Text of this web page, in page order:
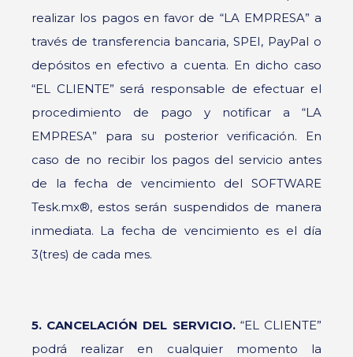
realizar los pagos en favor de “LA EMPRESA” a
través de transferencia bancaria, SPEI, PayPal o
depósitos en efectivo a cuenta. En dicho caso
“EL CLIENTE” será responsable de efectuar el
procedimiento de pago y notificar a “LA
EMPRESA” para su posterior verificación. En
caso de no recibir los pagos del servicio antes
de la fecha de vencimiento del SOFTWARE
Tesk.mx®, estos serán suspendidos de manera
inmediata. La fecha de vencimiento es el día
3(tres) de cada mes.
5. CANCELACIÓN DEL SERVICIO.“EL CLIENTE”
podrá realizar en cualquier momento la